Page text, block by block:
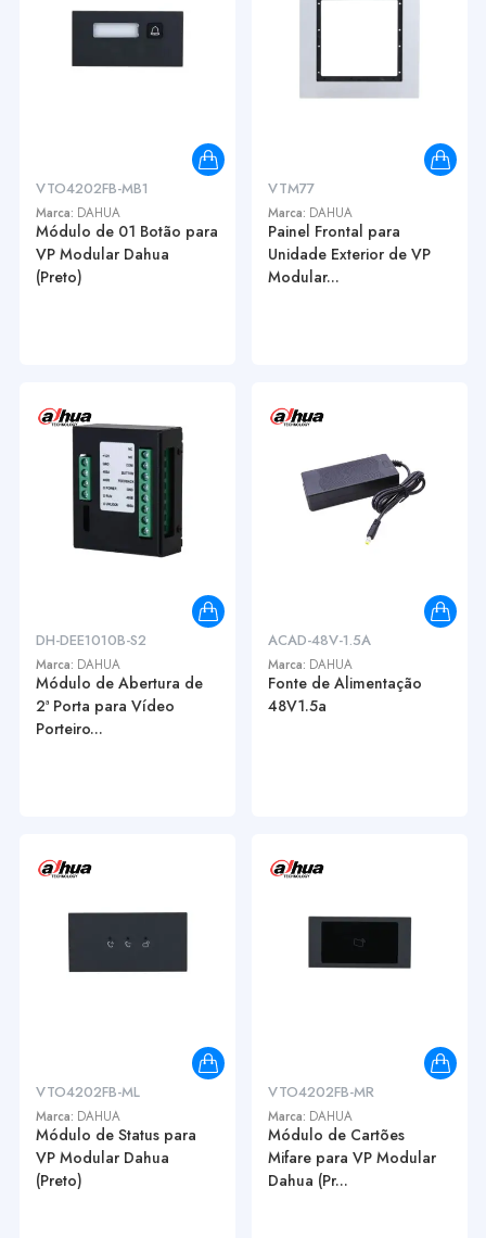
VTO4202FB-MB1
Marca: DAHUA
Módulo de 01 Botão para
VP Modular Dahua
(Preto)
VTM77
Marca: DAHUA
Painel Frontal para
Unidade Exterior de VP
Modular...
DH-DEE1010B-S2
Marca: DAHUA
Módulo de Abertura de
2ª Porta para Vídeo
Porteiro...
ACAD-48V-1.5A
Marca: DAHUA
Fonte de Alimentação
48V1.5a
VTO4202FB-ML
Marca: DAHUA
Módulo de Status para
VP Modular Dahua
(Preto)
VTO4202FB-MR
Marca: DAHUA
Módulo de Cartões
Mifare para VP Modular
Dahua (Pr...